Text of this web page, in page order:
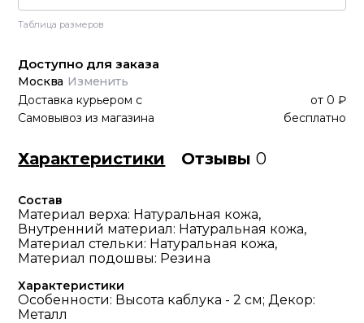
Таблица размеров
Доступно для заказа
Москва Изменить
Доставка курьером с от 0 ₽
Самовывоз из магазина
бесплатно
Характеристики Отзывы0
Состав
Материал верха: Натуральная кожа,
Внутренний материал: Натуральная кожа,
Материал стельки: Натуральная кожа,
Материал подошвы: Резина
Характеристики
Особенности: Высота каблука - 2 см; Декор:
Металл